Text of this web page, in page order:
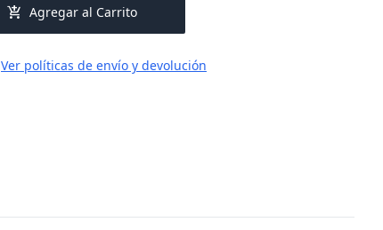
add_shopping_cart Agregar al Carrito
Ver políticas de envío y devolución